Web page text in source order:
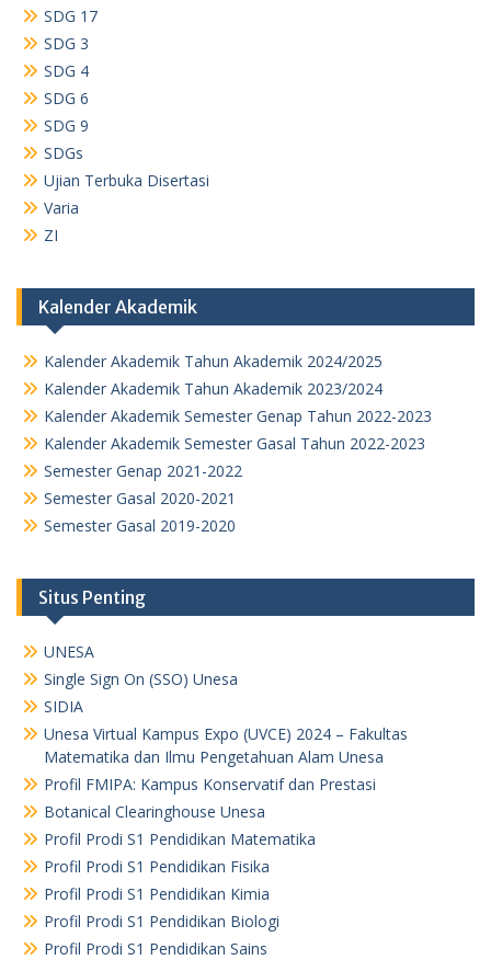
SDG 17
SDG 3
SDG 4
SDG 6
SDG 9
SDGs
Ujian Terbuka Disertasi
Varia
ZI
Kalender Akademik
Kalender Akademik Tahun Akademik 2024/2025
Kalender Akademik Tahun Akademik 2023/2024
Kalender Akademik Semester Genap Tahun 2022-2023
Kalender Akademik Semester Gasal Tahun 2022-2023
Semester Genap 2021-2022
Semester Gasal 2020-2021
Semester Gasal 2019-2020
Situs Penting
UNESA
Single Sign On (SSO) Unesa
SIDIA
Unesa Virtual Kampus Expo (UVCE) 2024 – Fakultas
Matematika dan Ilmu Pengetahuan Alam Unesa
Profil FMIPA: Kampus Konservatif dan Prestasi
Botanical Clearinghouse Unesa
Profil Prodi S1 Pendidikan Matematika
Profil Prodi S1 Pendidikan Fisika
Profil Prodi S1 Pendidikan Kimia
Profil Prodi S1 Pendidikan Biologi
Profil Prodi S1 Pendidikan Sains